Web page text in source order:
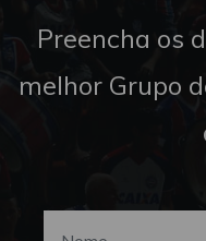
Preencha os
melhor Grupo